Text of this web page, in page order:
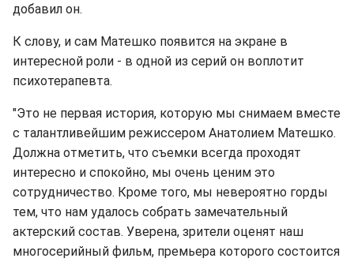
добавил он.
К слову, и сам Матешко появится на экране в
интересной роли - в одной из серий он воплотит
психотерапевта.
"Это не первая история, которую мы снимаем вместе
с талантливейшим режиссером Анатолием Матешко.
Должна отметить, что съемки всегда проходят
интересно и спокойно, мы очень ценим это
сотрудничество. Кроме того, мы невероятно горды
тем, что нам удалось собрать замечательный
актерский состав. Уверена, зрители оценят наш
многосерийный фильм, премьера которого состоится